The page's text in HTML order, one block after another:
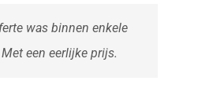
was binnen enkele
een eerlijke prijs.